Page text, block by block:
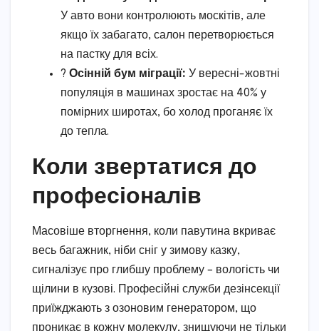
У авто вони контролюють москітів, але
якщо їх забагато, салон перетворюється
на пастку для всіх.
? Осінній бум міграції: У вересні-жовтні
популяція в машинах зростає на 40% у
помірних широтах, бо холод проганяє їх
до тепла.
Коли звертатися до
професіоналів
Масовіше вторгнення, коли павутина вкриває
весь багажник, ніби сніг у зимову казку,
сигналізує про глибшу проблему – вологість чи
щілини в кузові. Професійні служби дезінсекції
приїжджають з озоновим генератором, що
проникає в кожну молекулу, знищуючи не тільки